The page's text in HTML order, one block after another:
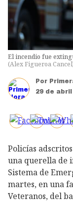
El incendio fue
(Alex Figueroa Cancel
Por
29 de abril
Policías
una querella de
Sistema de
martes, en una
Veteranos, del